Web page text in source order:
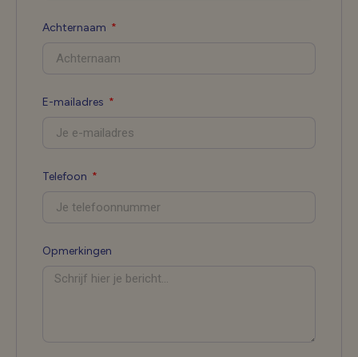
Achternaam
E-mailadres
Telefoon
Opmerkingen